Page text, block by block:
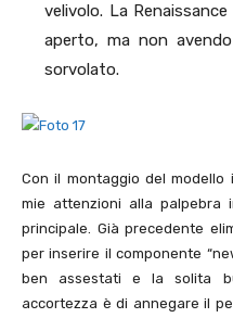
velivolo. La
aperto, ma non
sorvolato.
Con il montaggio del
mie attenzioni alla palpebra
principale. Già precedente
per inserire il componente
ben assestati e la solita
accortezza è di annegare il